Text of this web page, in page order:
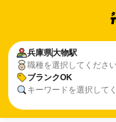
兵庫県大物駅
職種を選択してくださ
ブランクOK
キーワードを選択して